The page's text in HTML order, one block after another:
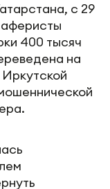
с 29
аферисты
400 тысяч
на